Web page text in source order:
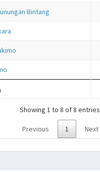
Bintang
Showing 1 to 8 of 8 entries
Previous 1 Next